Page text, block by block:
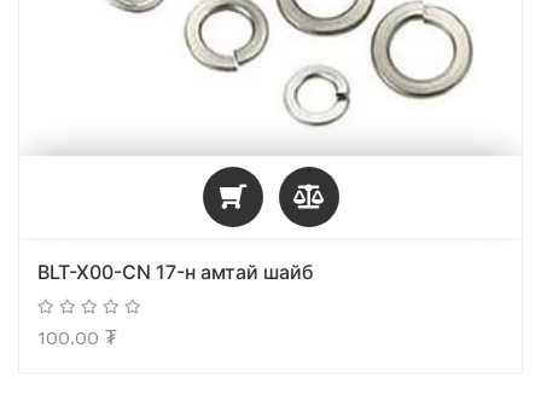
BLT-X00-CN 17-н амтай шайб
100.00 ₮